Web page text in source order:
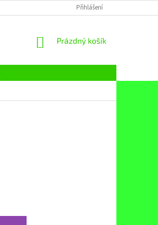
Přihlášení
NÁKUPNÍ
Prázdný košík